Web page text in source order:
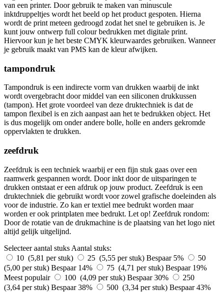
van een printer. Door gebruik te maken van minuscule
inktdruppeltjes wordt het beeld op het product gespoten. Hierna
wordt de print meteen gedroogd zodat het snel te gebruiken is. Je
kunt jouw ontwerp full colour bedrukken met digitale print.
Hiervoor kun je het beste CMYK kleurwaardes gebruiken. Wanneer
je gebruik maakt van PMS kan de kleur afwijken.
tampondruk
Tampondruk is een indirecte vorm van drukken waarbij de inkt
wordt overgebracht door middel van een siliconen drukkussen
(tampon). Het grote voordeel van deze druktechniek is dat de
tampon flexibel is en zich aanpast aan het te bedrukken object. Het
is dus mogelijk om onder andere bolle, holle en anders gekromde
oppervlakten te drukken.
zeefdruk
Zeefdruk is een techniek waarbij er een fijn stuk gaas over een
raamwerk gespannen wordt. Door inkt door de uitsparingen te
drukken ontstaat er een afdruk op jouw product. Zeefdruk is een
druktechniek die gebruikt wordt voor zowel grafische doeleinden als
voor de industrie. Zo kan er textiel mee bedrukt worden maar
worden er ook printplaten mee bedrukt. Let op! Zeefdruk rondom:
Door de rotatie van de drukmachine is de plaatsing van het logo niet
altijd gelijk uitgelijnd.
Selecteer aantal stuks Aantal stuks:
10 (5,81 per stuk)
25 (5,55 per stuk) Bespaar 5%
50
(5,00 per stuk) Bespaar 14% 75 (4,71 per stuk) Bespaar 19%
Meest populair
100 (4,09 per stuk) Bespaar 30%
250
(3,64 per stuk) Bespaar 38% 500 (3,34 per stuk) Bespaar 43%